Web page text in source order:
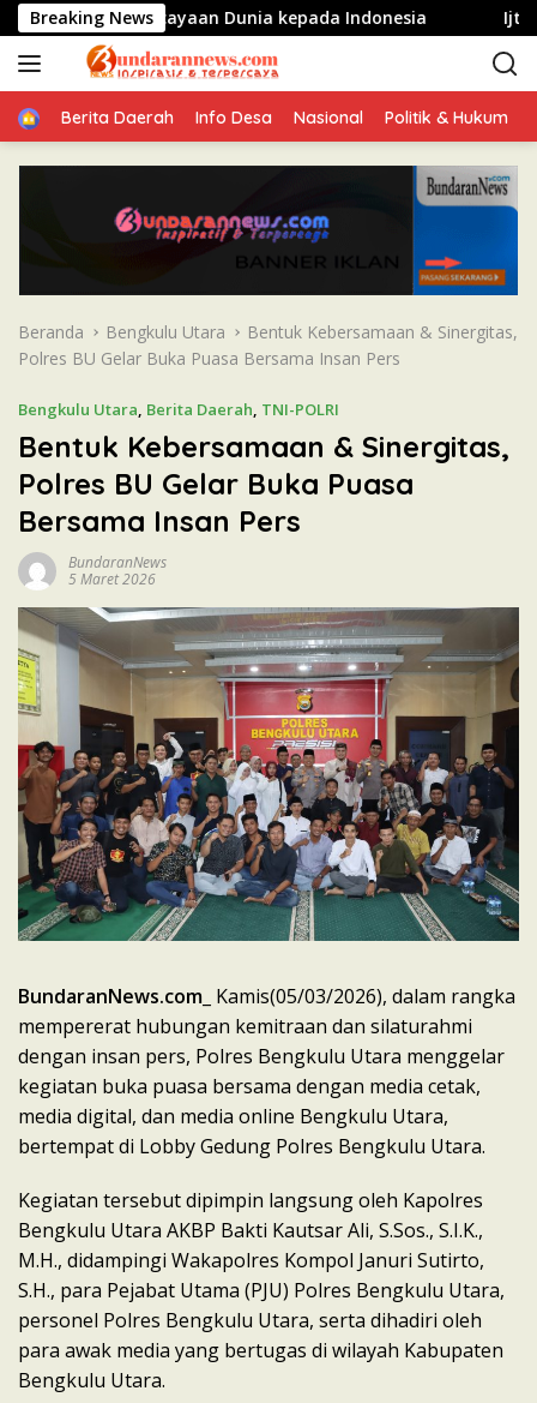
a
g
u
Breaking News
Kepercayaan Dunia kepada Indonesia Ijtima
HomeBerita Daerah Info Desa Nasional Politik & Hukum
Beranda Bengkulu Utara
Bentuk Kebersamaan & Sinergitas,
Polres BU Gelar Buka Puasa Bersama Insan Pers
Bengkulu Utara, Berita Daerah, TNI-POLRI
Bentuk Kebersamaan & Sinergitas,
Polres BU Gelar Buka Puasa
Bersama Insan Pers
BundaranNews
5 Maret 2026
BundaranNews.com _ Kamis(05/03/2026), dalam rangka
mempererat hubungan kemitraan dan silaturahmi
dengan insan pers, Polres Bengkulu Utara menggelar
kegiatan buka puasa bersama dengan media cetak,
media digital, dan media online Bengkulu Utara,
bertempat di Lobby Gedung Polres Bengkulu Utara.
Kegiatan tersebut dipimpin langsung oleh Kapolres
Bengkulu Utara AKBP Bakti Kautsar Ali, S.Sos., S.I.K.,
M.H., didampingi Wakapolres Kompol Januri Sutirto,
S.H., para Pejabat Utama (PJU) Polres Bengkulu Utara,
personel Polres Bengkulu Utara, serta dihadiri oleh
para awak media yang bertugas di wilayah Kabupaten
Bengkulu Utara.